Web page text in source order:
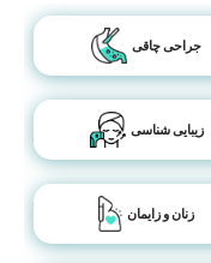
جراحی چاقی
زیبایی شناسی
زنان و زایمان